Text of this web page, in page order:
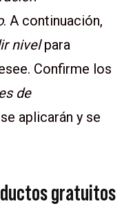
. A continuación,
nivelpara
Confirme los
de
aplicarán y se
gratuitos